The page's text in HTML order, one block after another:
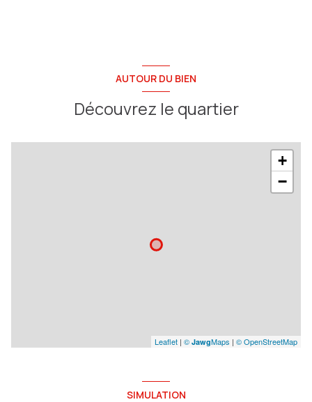
AUTOUR DU BIEN
Découvrez le quartier
+
−
Leaflet | © JawgMaps | © OpenStreetMap
SIMULATION